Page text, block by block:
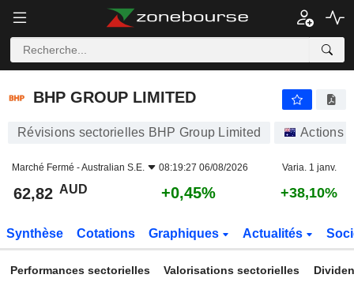
BHP GROUP LIMITED
BHP GROUP LIMITED
Révisions sectorielles BHP Group Limited Actions
Marché Fermé -Australian S.E. 08:19:27 06/08/2026 Varia. 1 janv.
62,82 AUD +0,45% +38,10%
Synthèse Cotations Graphiques Actualités
Performances sectorielles Valorisations sectorielles